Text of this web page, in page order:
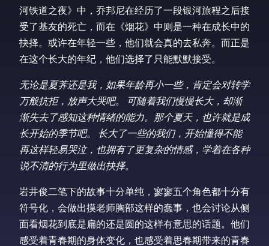
河铁道之夜》中，乔邦尼在经历了一段银河旅程之后接
受了基友的死亡，而在《烟花》中则是一种在成长中的
抉择。或许在年轻一些，他们就会真的去私奔。而正是
在这个长大的年纪，他们选择了只能默默接受。
无论是夏荠还是我，如果年龄再小一些，肯定会对转学
万般抗拒，放声大哭吧。 可随着我们慢慢长大，却渐
渐失去了感知这种情绪的能力。那个夏天，也许就是成
长开始的季节吧。 长大了一些的我们，开始懂得不能
再这样轻易哭泣，也拥有了更复杂的情感，学着在各种
说不清的行为里做出抉择。
岩井俊二笔下的故事十分单纯，寥寥五个角色都十分有
符号化，会做出摸老师胸部这样的蠢事，也会讨论从侧
面看烟花到底是扁的还是圆的这样有意思的话题。他们
感受着青春期的身体变化，也感受着思春期带来的青春